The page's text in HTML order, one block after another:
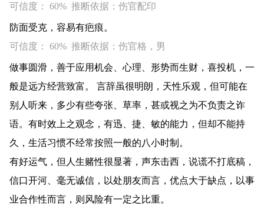
可信度： 60% 推断依据：伤官配印
防面受克，容易有疤痕。
可信度： 60% 推断依据：伤官格，男
做事圆滑，善于应用机会、心理、形势而生财，喜投机，一
般是远方经营致富。 言辞虽很明朗，天性乐观，但可能在
别人听来，多少有些夸张、草率，甚或视之为不负责之诈
语。有时效上之观念，有迅、捷、敏的能力，但却不能持
久，生活习惯不经常按照一般的八小时制。
有好运气，但人生赌性很显著，声东击西，说谎不打底稿，
信口开河、毫无诚信，以处朋友而言，优点大于缺点，以事
业合作性而言，则风险有一定之比重。